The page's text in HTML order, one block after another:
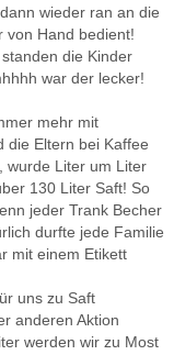
wieder ran an die
von Hand bedient!
die Kinder
war der lecker!
mehr mit
die Eltern bei Kaffee
wurde Liter um Liter
130 Liter Saft! So
jeder Trank Becher
durfte jede Familie
mit einem Etikett
uns zu Saft
anderen Aktion
werden wir zu Most